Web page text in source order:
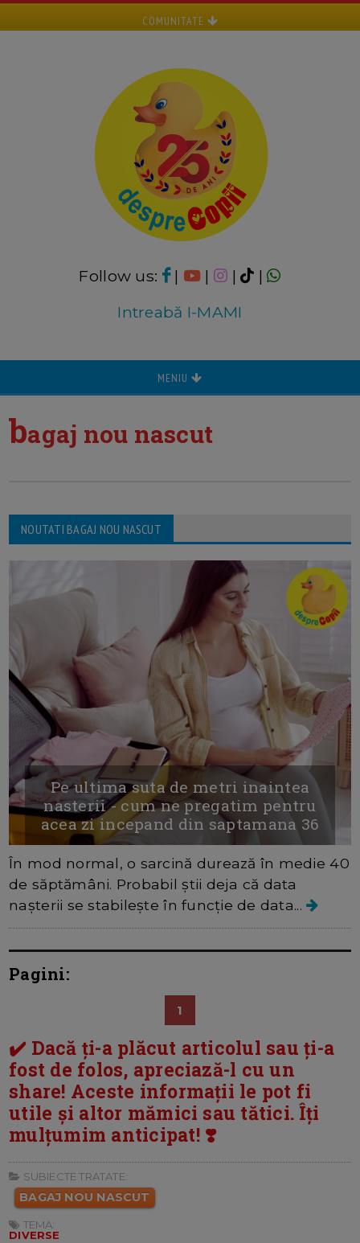
COMUNITATE
Follow us: | | |
|
Intreabă I-MAMI
MENIU
bagaj nou nascut
NOUTATI BAGAJ NOU NASCUT
Pe ultima suta de metri inaintea
nasterii - cum ne pregatim pentru
acea zi incepand din saptamana 36
În mod normal, o sarcină durează în medie 40
de săptămâni. Probabil știi deja că data
nașterii se stabilește în funcție de data...
Pagini:
1
✔️ Dacă ți-a plăcut articolul sau ți-a
fost de folos, apreciază-l cu un
share! Aceste informații le pot fi
utile și altor mămici sau tătici. Îți
mulțumim anticipat! ❣️
SUBIECTE TRATATE:
BAGAJ NOU NASCUT
TEMA:
DIVERSE